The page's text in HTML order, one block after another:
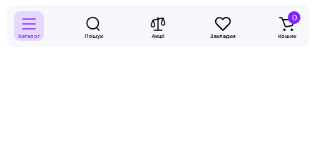
Каталог Пошук Акції Закладки
0
Кошик